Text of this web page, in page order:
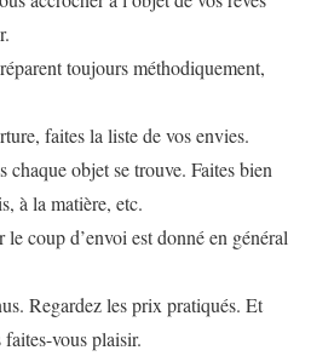
toujours méthodiquement,
faites la liste de vos envies.
chaque objet se trouve. Faites bien
à la matière, etc.
coup d’envoi est donné en général
Regardez les prix pratiqués. Et
vous plaisir.